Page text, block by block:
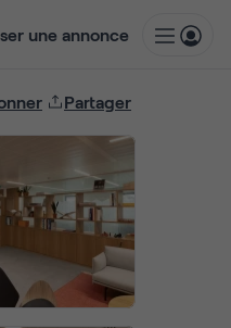
une annonce
Partager